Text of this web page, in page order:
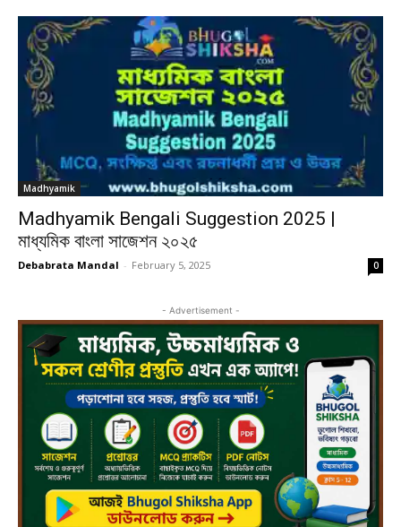
Madhyamik
Madhyamik Bengali Suggestion 2025 |
মাধ্যমিক বাংলা সাজেশন ২০২৫
Debabrata Mandal - February 5, 2025 0
- Advertisement -